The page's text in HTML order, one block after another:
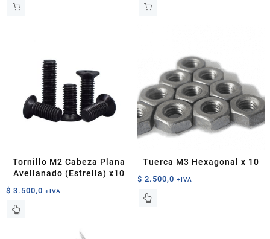
Tornillo M2 Cabeza Plana
Avellanado (Estrella) x10
$ 3.500,0 +IVA
Este
Tuerca M3 Hexagonal x 10
$ 2.500,0 +IVA